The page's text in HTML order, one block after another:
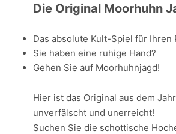
Die Original Moorhuhn
Das absolute Kult-Spiel für Ihren
Sie haben eine ruhige Hand?
Gehen Sie auf Moorhuhnjagd!
Hier ist das Original aus dem
unverfälscht und unerreicht!
Suchen Sie die schottische